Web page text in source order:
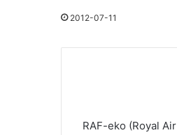
2012-07-11
RAF-eko (Royal